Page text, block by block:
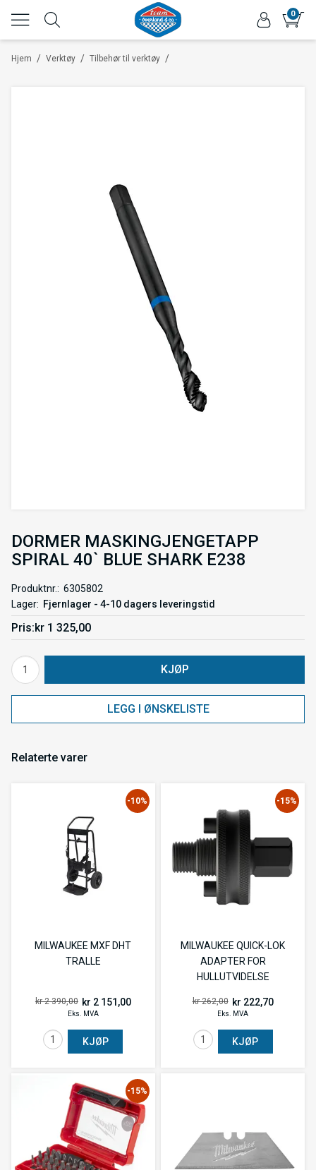
0
/
Hjem /
Verktøy /
Tilbehør til verktøy
DORMER MASKINGJENGETAPP
SPIRAL 40` BLUE SHARK E238
Produktnr.
6305802
Lager
Fjernlager - 4-10 dagers leveringstid
Pris kr 1 325,00
KJØP
LEGG I ØNSKELISTE
Relaterte varer
MILWAUKEE MXF DHT
TRALLE
-10%
kr 2 390,00 kr 2 151,00
Eks. MVA
KJØP
MILWAUKEE QUICK-LOK
ADAPTER FOR
HULLUTVIDELSE
-15%
kr 262,00 kr 222,70
Eks. MVA
KJØP
-15%